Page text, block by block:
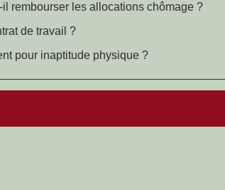
rembourser les allocations chômage ?
de travail ?
pour inaptitude physique ?